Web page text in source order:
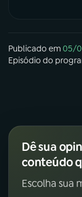
Publicado em05/
Episódio do
Dê sua
conteúdo
Escolha sua